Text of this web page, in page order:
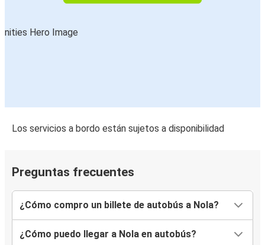
Los servicios a bordo están sujetos a disponibilidad
Preguntas frecuentes
¿Cómo compro un billete de autobús a Nola?
¿Cómo puedo llegar a Nola en autobús?